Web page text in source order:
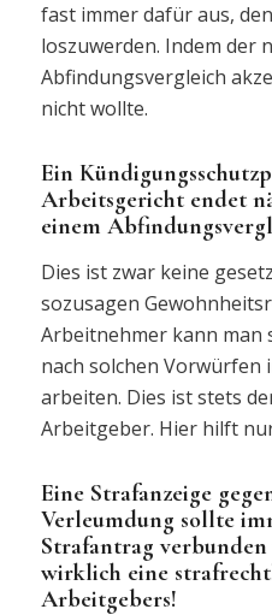
fast immer dafür aus,
loszuwerden. Indem der
Abfindungsvergleich
nicht wollte.
Ein
Arbeitsgericht endet
einem
Dies ist zwar keine
sozusagen
Arbeitnehmer kann man
nach solchen Vorwürfen
arbeiten. Dies ist stets
Arbeitgeber. Hier hilft
Eine Strafanzeige
Verleumdung sollte
Strafantrag
wirklich eine
Arbeitgebers!